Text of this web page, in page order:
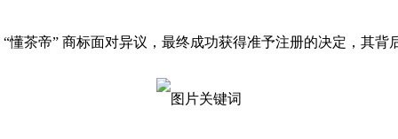
懂茶帝” 商标面对异议，最终成功获得准予注册的决定，其